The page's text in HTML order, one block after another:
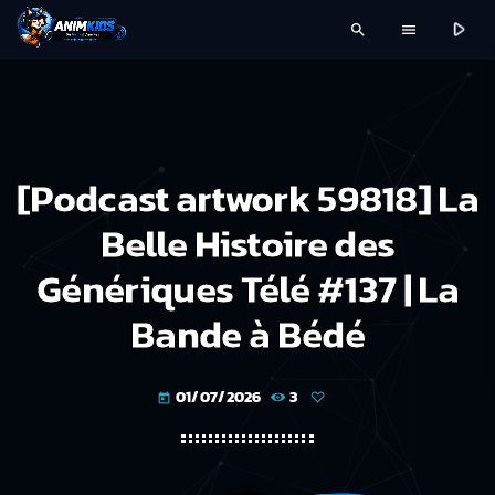
search menu play_arrow
[Podcast artwork 59818] La
Belle Histoire des
Génériques Télé #137 | La
Bande à Bédé
today 01/07/2026 3